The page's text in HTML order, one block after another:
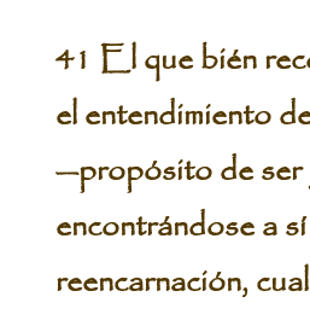
41 El que bién
el entendimiento
—propósito de ser
encontrándose a sí
reencarnación,